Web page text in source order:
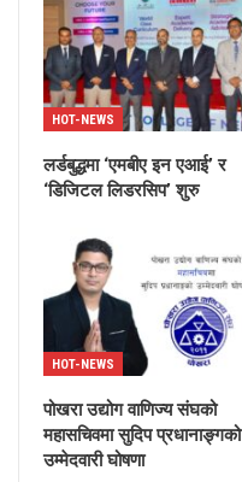
HOT-NEWS
लर्डबुद्धमा ‘एमबीए इन एआई’ र
‘डिजिटल लिडरसिप’ शुरु
HOT-NEWS
पोखरा उद्योग वाणिज्य संघको
महासचिवमा सुदिप प्रधानाङ्गको
उम्मेदवारी घोषणा